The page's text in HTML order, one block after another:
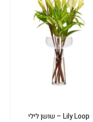
Lily Loop – שושן לילי